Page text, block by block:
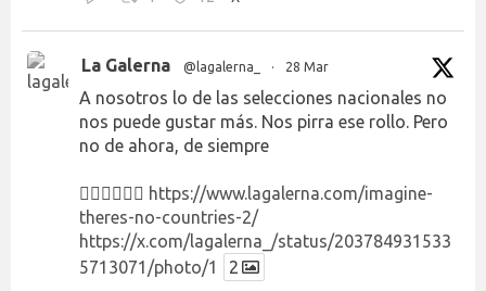
La Galerna @lagalerna_ · 28 Mar
A nosotros lo de las selecciones nacionales no
nos puede gustar más. Nos pirra ese rollo. Pero
no de ahora, de siempre
👉🏻👉🏻👉🏻 https://www.lagalerna.com/imagine-
theres-no-countries-2/
https://x.com/lagalerna_/status/203784931533
5713071/photo/1
2